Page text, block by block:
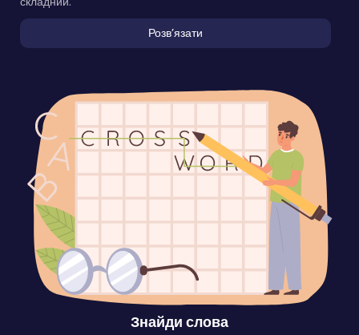
Розвʼязати
Знайди слова